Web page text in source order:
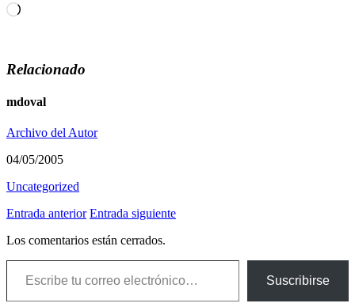
Cargando...
Relacionado
mdoval
Archivo del Autor
04/05/2005
Uncategorized
Entrada anterior Entrada siguiente
Los comentarios están cerrados.
Escribe tu correo electrónico…
Suscribirse